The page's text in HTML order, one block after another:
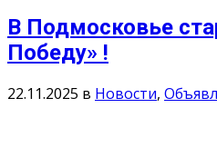
В Подмосковье
Победу» !
22.11.2025 в Новости,